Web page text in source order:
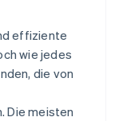
effiziente
wie jedes
die von
Die meisten